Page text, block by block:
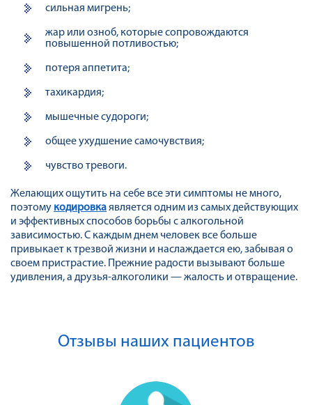
сильная мигрень;
жар или озноб, которые сопровождаются
повышенной потливостью;
потеря аппетита;
тахикардия;
мышечные судороги;
общее ухудшение самочувствия;
чувство тревоги.
Желающих ощутить на себе все эти симптомы не много,
поэтому кодировкаявляется одним из самых действующих
и эффективных способов борьбы с алкогольной
зависимостью. С каждым днем человек все больше
привыкает к трезвой жизни и наслаждается ею, забывая о
своем пристрастие. Прежние радости вызывают больше
удивления, а друзья-алкоголики — жалость и отвращение.
Отзывы наших пациентов